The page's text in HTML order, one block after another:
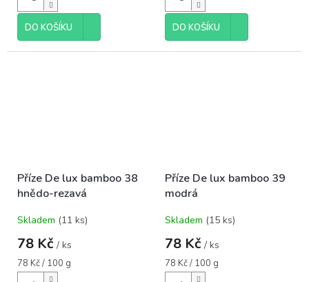
DO KOŠÍKU DO KOŠÍKU
Příze De lux bamboo 38
hnědo-rezavá
Skladem (11 ks)
78 Kč / ks
Měrná
cena:
78 Kč / 100 g
Příze De lux bamboo 39
modrá
Skladem (15 ks)
78 Kč / ks
Měrná
cena:
78 Kč / 100 g